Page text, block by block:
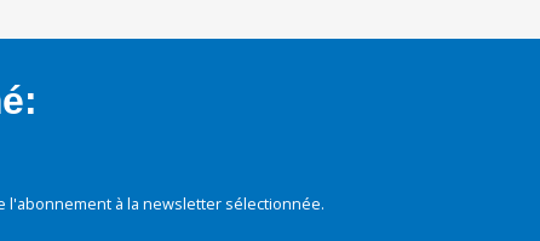
à la newsletter sélectionnée.